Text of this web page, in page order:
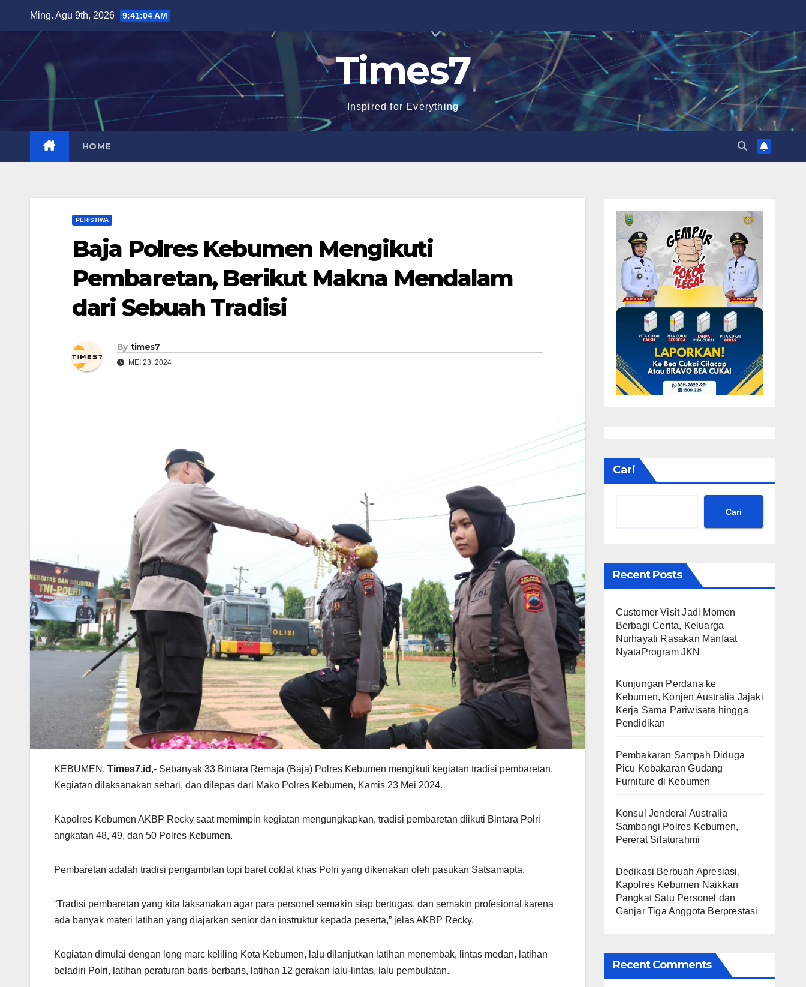
content
Ming. Agu 9th, 2026 9:41:06 AM
Times7
Inspired for Everything
HOME
PERISTIWA
Baja Polres Kebumen Mengikuti
Pembaretan, Berikut Makna Mendalam
dari Sebuah Tradisi
By times7
MEI 23, 2024
KEBUMEN, Times7.id ,- Sebanyak 33 Bintara Remaja (Baja) Polres Kebumen mengikuti kegiatan tradisi pembaretan.
Kegiatan dilaksanakan sehari, dan dilepas dari Mako Polres Kebumen, Kamis 23 Mei 2024.
Kapolres Kebumen AKBP Recky saat memimpin kegiatan mengungkapkan, tradisi pembaretan diikuti Bintara Polri
angkatan 48, 49, dan 50 Polres Kebumen.
Pembaretan adalah tradisi pengambilan topi baret coklat khas Polri yang dikenakan oleh pasukan Satsamapta.
“Tradisi pembaretan yang kita laksanakan agar para personel semakin siap bertugas, dan semakin profesional karena
ada banyak materi latihan yang diajarkan senior dan instruktur kepada peserta,” jelas AKBP Recky.
Kegiatan dimulai dengan long marc keliling Kota Kebumen, lalu dilanjutkan latihan menembak, lintas medan, latihan
beladiri Polri, latihan peraturan baris-berbaris, latihan 12 gerakan lalu-lintas, lalu pembulatan.
Cari
Cari
Recent Posts
Customer Visit Jadi Momen
Berbagi Cerita, Keluarga
Nurhayati Rasakan Manfaat
NyataProgram JKN
Kunjungan Perdana ke
Kebumen, Konjen Australia Jajaki
Kerja Sama Pariwisata hingga
Pendidikan
Pembakaran Sampah Diduga
Picu Kebakaran Gudang
Furniture di Kebumen
Konsul Jenderal Australia
Sambangi Polres Kebumen,
Pererat Silaturahmi
Dedikasi Berbuah Apresiasi,
Kapolres Kebumen Naikkan
Pangkat Satu Personel dan
Ganjar Tiga Anggota Berprestasi
Recent Comments